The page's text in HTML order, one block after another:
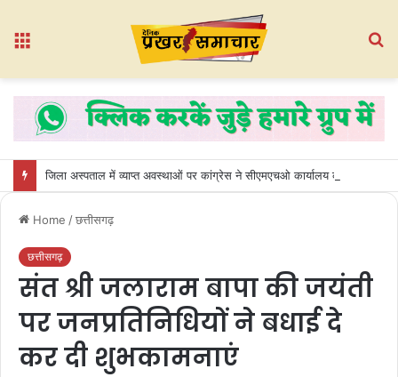
Home /छत्तीसगढ़
छत्तीसगढ़
संत श्री जलाराम बापा की जयंती
पर जनप्रतिनिधियों ने बधाई दे
कर दी शुभकामनाएं